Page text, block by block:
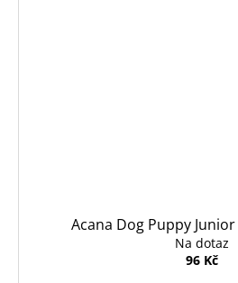
Acana Dog Puppy
Na dotaz
96 Kč